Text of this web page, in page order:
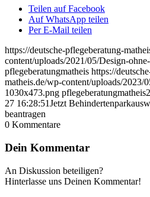
Teilen auf Facebook
Auf WhatsApp teilen
Per E-Mail teilen
https://deutsche-pflegeberatung-
content/uploads/2021/05/Design-
pflegeberatungmatheis https://
matheis.de/wp-content/uploads/2023/
1030x473.png pflegeberatungmatheis
27 16:28:51Jetzt
beantragen
0 Kommentare
Dein Kommentar
An Diskussion beteiligen?
Hinterlasse uns Deinen Kommentar!